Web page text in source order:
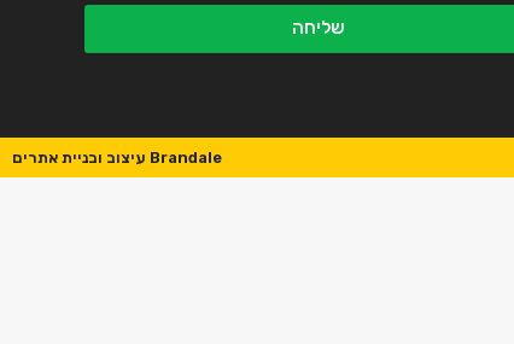
שליחה
Brandale עיצוב ובניית אתרים